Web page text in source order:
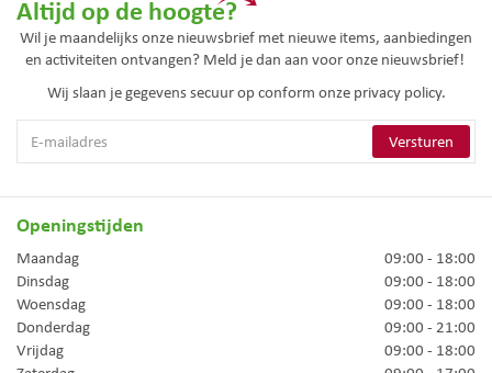
Altijd op de hoogte?
Wil je maandelijks onze nieuwsbrief met nieuwe items, aanbiedingen
en activiteiten ontvangen? Meld je dan aan voor onze nieuwsbrief!
Wij slaan je gegevens secuur op conform onze privacy policy.
Openingstijden
Maandag
09:00 - 18:00
Dinsdag
09:00 - 18:00
Woensdag
09:00 - 18:00
Donderdag
09:00 - 21:00
Vrijdag
09:00 - 18:00